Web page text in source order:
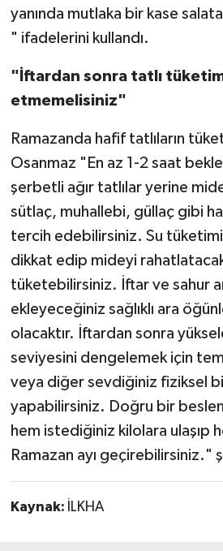
yanında mutlaka bir kase salata
" ifadelerini kullandı.
"İftardan sonra tatlı
etmemelisiniz"
Ramazanda hafif tatlıların
Osanmaz "En az 1-2 saat
şerbetli ağır tatlılar yerine
sütlaç, muhallebi, güllaç gibi
tercih edebilirsiniz. Su
dikkat edip mideyi
tüketebilirsiniz. İftar ve sahur
ekleyeceğiniz sağlıklı ara
olacaktır. İftardan sonra
seviyesini dengelemek için
veya diğer sevdiğiniz fiziksel
yapabilirsiniz. Doğru bir
hem istediğiniz kilolara ulaşıp
Ramazan ayı geçirebilirsiniz."
Kaynak: İLKHA